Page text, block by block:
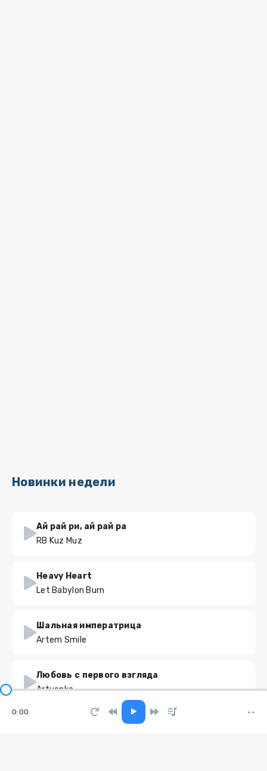
Новинки недели
Ай рай ри, ай рай ра
RB Kuz Muz
Heavy Heart
Let Babylon Burn
Шальная императрица
Artem Smile
Любовь с первого взгляда
Artvenka
0:00 --